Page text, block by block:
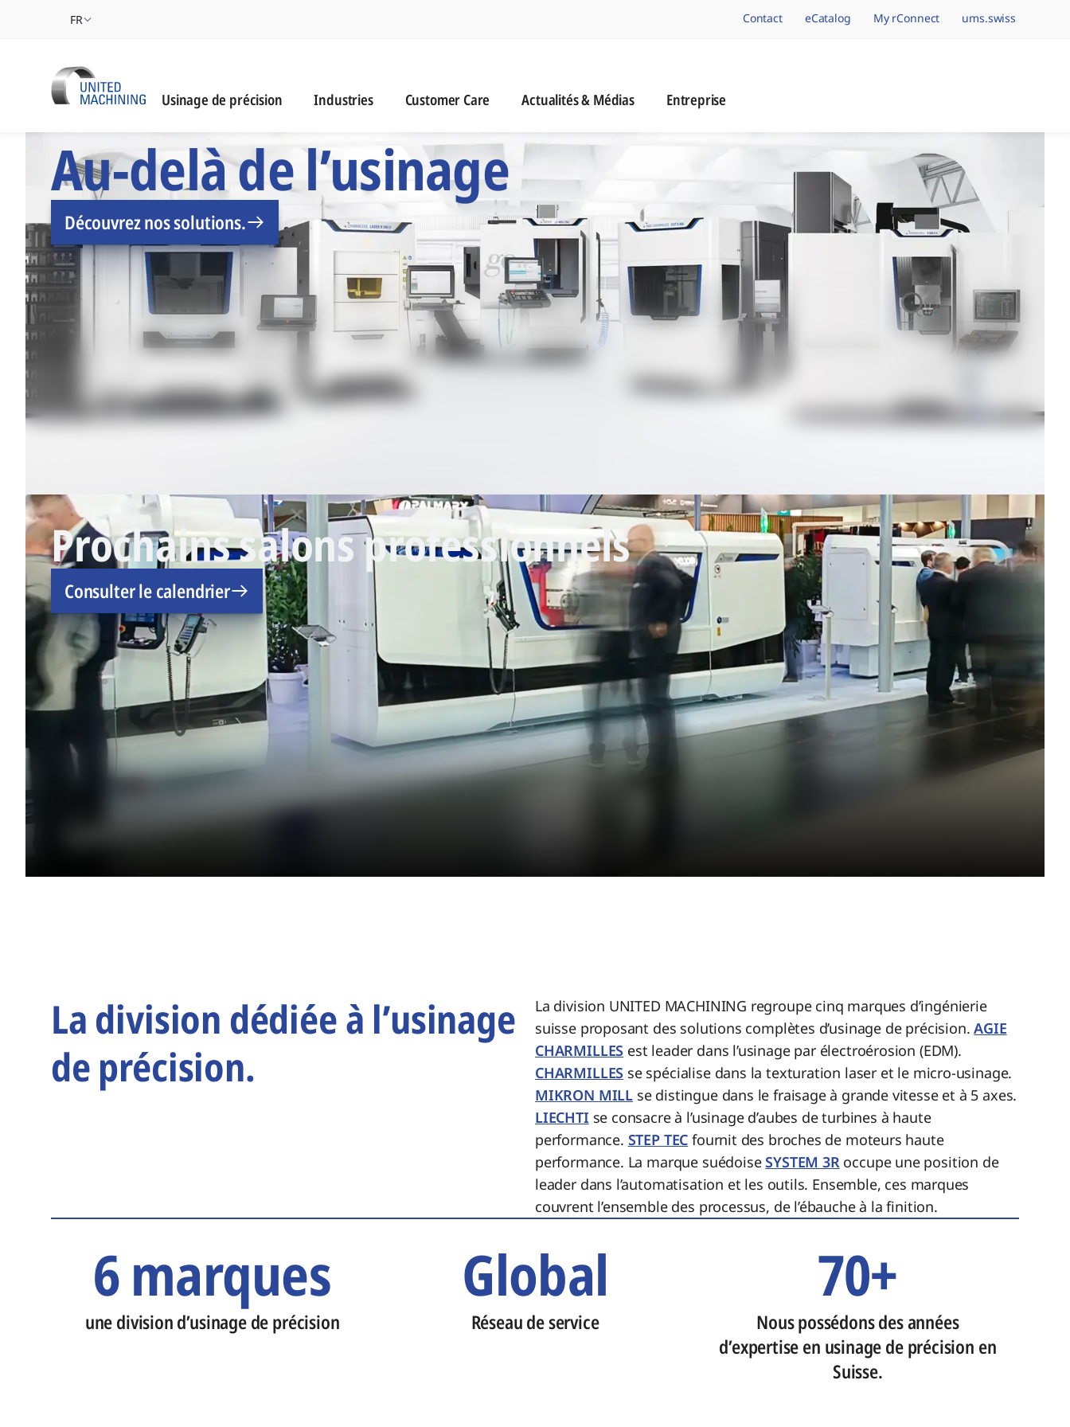
FR navigation.brand
Contact eCatalog My rConnect ums.swiss
Usinage de précision Industries Customer Care Actualités & Médias Entreprise
UNITED MACHINING - Six Marques d'Usinage de
Au-delà de l’usinage
Découvrez nos solutions.
Prochains salons professionnels
Consulter le calendrier
La division dédiée à l’usinage
de précision.
La division UNITED MACHINING regroupe cinq marques d’ingénierie
suisse proposant des solutions complètes d’usinage de précision.AGIE
CHARMILLES est leader dans l’usinage par électroérosion (EDM).
CHARMILLES se spécialise dans la texturation laser et le micro-usinage.
MIKRON MILL se distingue dans le fraisage à grande vitesse et à 5 axes.
LIECHTI se consacre à l’usinage d’aubes de turbines à haute
performance. STEP TEC fournit des broches de moteurs haute
performance. La marque suédoiseSYSTEM 3Roccupe une position de
leader dans l’automatisation et les outils. Ensemble, ces marques
couvrent l’ensemble des processus, de l’ébauche à la finition.
6 marques
une division d’usinage de précision
Global
Réseau de service
70+
Nous possédons des années
d’expertise en usinage de précision en
Suisse.